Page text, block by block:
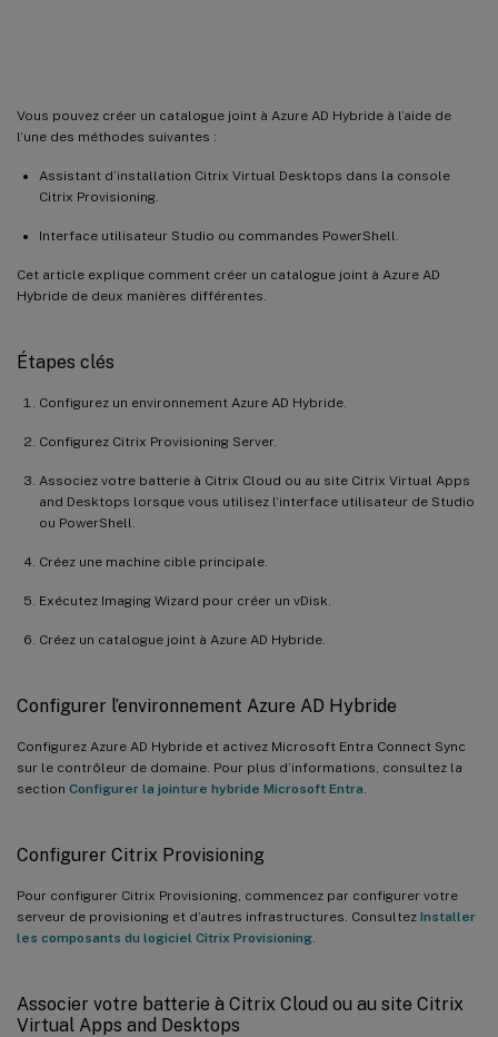
Vous pouvez créer un catalogue joint à Azure AD Hybride à l’aide de
l’une des méthodes suivantes :
Assistant d’installation Citrix Virtual Desktops dans la console
Citrix Provisioning.
Interface utilisateur Studio ou commandes PowerShell.
Cet article explique comment créer un catalogue joint à Azure AD
Hybride de deux manières différentes.
Étapes clés
Configurez un environnement Azure AD Hybride.
Configurez Citrix Provisioning Server.
Associez votre batterie à Citrix Cloud ou au site Citrix Virtual Apps
and Desktops lorsque vous utilisez l’interface utilisateur de Studio
ou PowerShell.
Créez une machine cible principale.
Exécutez Imaging Wizard pour créer un vDisk.
Créez un catalogue joint à Azure AD Hybride.
Configurer l’environnement Azure AD Hybride
Configurez Azure AD Hybride et activez Microsoft Entra Connect Sync
sur le contrôleur de domaine. Pour plus d’informations, consultez la
section Configurer la jointure hybride Microsoft Entra
Configurer Citrix Provisioning
Pour configurer Citrix Provisioning, commencez par configurer votre
serveur de provisioning et d’autres infrastructures. Consultez Installer
les composants du logiciel Citrix Provisioning
Associer votre batterie à Citrix Cloud ou au site Citrix
Virtual Apps and Desktops